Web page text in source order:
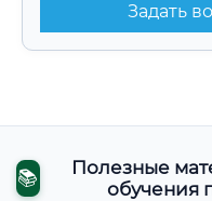
Задать
📚
Полезные
обучения